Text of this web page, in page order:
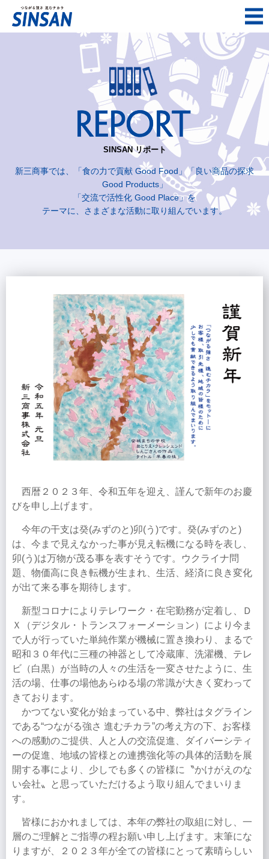
SINSAN リポート
新三商事では、「食の力で貢献 Good Food」「良い商品の探求
Good Products」
「交流で活性化 Good Place」を
テーマに、さまざまな活動に取り組んでいます。
西暦２０２３年、令和五年を迎え、謹んで新年のお慶
びを申し上げます。
今年の干支は癸(みずのと)卯(う)です。癸(みずのと)
は、今まで見えなかった事が見え転機になる時を表し、
卯(う)は万物が茂る事を表すそうです。ウクライナ問
題、物価高に良き転機が生まれ、生活、経済に良き変化
が出て来る事を期待します。
新型コロナによりテレワーク・在宅勤務が定着し、Ｄ
Ｘ（デジタル・トランスフォーメーション）により今ま
で人が行っていた単純作業が機械に置き換わり、まるで
昭和３０年代に三種の神器として冷蔵庫、洗濯機、テレ
ビ（白黒）が当時の人々の生活を一変させたように、生
活の場、仕事の場他あらゆる場の常識が大きく変わって
きております。
かつてない変化が始まっている中、弊社はタグライン
である“つながる強さ 進むチカラ”の考え方の下、お客様
への感動のご提供、人と人の交流促進、ダイバーシティ
ーの促進、地域の皆様との連携強化等の具体的活動を展
開する事により、少しでも多くの皆様に〝かけがえのな
い会社〟と思っていただけるよう取り組んでまいりま
す。
皆様におかれましては、本年の弊社の取組に対し、一
層のご理解とご指導の程お願い申し上げます。末筆にな
りますが、２０２３年が全ての皆様にとって素晴らしい